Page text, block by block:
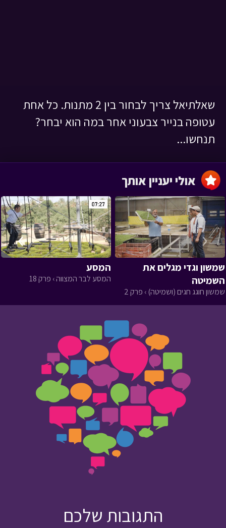
שאלתיאל צריך לבחור בין 2 מתנות. כל אחת
עטופה בנייר צבעוני אחר במה הוא יבחר?
תנחשו...
שמשון וגדי מגלים את
השמיטה
שמשון חוגג חגים (ושמיטה) › פרק 2
המסע
המסע לבר המצווה › פרק 18
‹
›
התגובות שלכם